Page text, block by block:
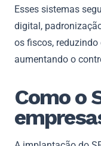
Esses sistemas
digital,
os fiscos,
aumentando o
Como o